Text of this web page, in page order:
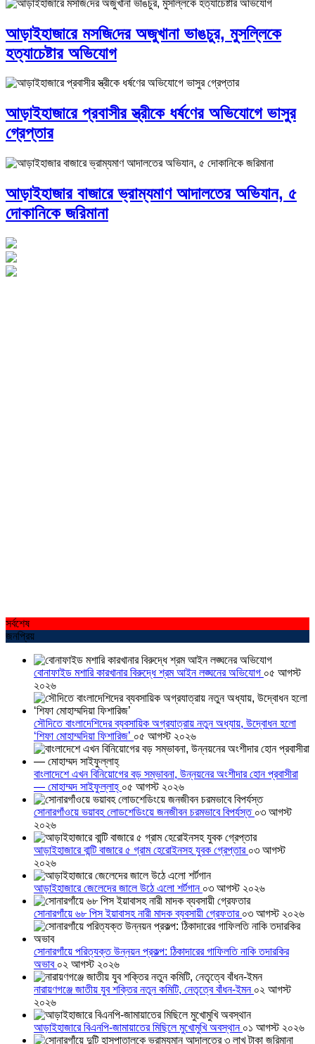
আড়াইহাজারে মস‌জি‌দের অজুখানা ভাঙচুর, মুসল্লিকে
হত্যাচেষ্টার অভিযোগ
আড়াইহাজারে প্রবাসীর স্ত্রীকে ধর্ষণের অভিযোগে ভাসুর
গ্রেপ্তার
আড়াইহাজার বাজারে ভ্রাম্যমাণ আদালতের অভিযান, ৫
দোকানিকে জরিমানা
সর্বশেষ
জনপ্রিয়
বোনাফাইড মশারি কারখানার বিরুদ্ধে শ্রম আইন লঙ্ঘনের অভিযোগ ০৫ আগস্ট
২০২৬
সৌদিতে বাংলাদেশিদের ব্যবসায়িক অগ্রযাত্রায় নতুন অধ্যায়, উদ্বোধন হলো
‘শিফা মোহাম্মদিয়া ফিশারিজ’ ০৫ আগস্ট ২০২৬
বাংলাদেশে এখন বিনিয়োগের বড় সম্ভাবনা, উন্নয়নের অংশীদার হোন প্রবাসীরা
— মোহাম্মদ সাইফুল্লাহ্ ০৫ আগস্ট ২০২৬
সোনারগাঁওয়ে ভয়াবহ লোডশেডিংয়ে জনজীবন চরমভাবে বিপর্যস্ত ০৩ আগস্ট
২০২৬
আড়াইহাজারে বান্টি বাজারে ৫ গ্রাম হেরোইনসহ যুবক গ্রেপ্তার ০৩ আগস্ট
২০২৬
আড়াইহাজারে জেলেদের জালে উঠে এলো শর্টগান ০৩ আগস্ট ২০২৬
সোনারগাঁয়ে ৬৮ পিস ইয়াবাসহ নারী মাদক ব্যবসায়ী গ্রেফতার ০৩ আগস্ট ২০২৬
সোনারগাঁয়ে পরিত্যক্ত উন্নয়ন প্রকল্প: ঠিকাদারের গাফিলতি নাকি তদারকির
অভাব ০২ আগস্ট ২০২৬
নারায়ণগঞ্জে জাতীয় যুব শক্তির নতুন কমিটি, নেতৃত্বে বাঁধন-ইমন ০২ আগস্ট
২০২৬
আড়াইহাজারে বিএনপি-জামায়াতের মিছিলে মুখোমুখি অবস্থান ০১ আগস্ট ২০২৬